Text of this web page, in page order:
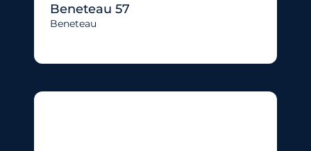
Beneteau 57
Beneteau